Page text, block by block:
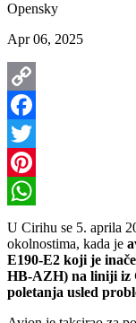
Opensky
Apr 06, 2025
Copy
Link
Facebook
Twitter
Pinterest
WhatsApp
U Cirihu se 5. aprila
okolnostima, kada je
E190-E2 koji je
HB-AZH) na liniji iz
poletanja usled